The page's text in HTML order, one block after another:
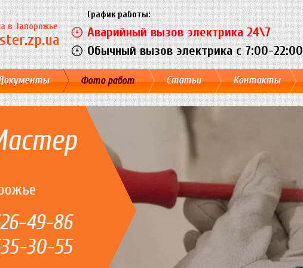
в Запорожье
График работы:
Аварийный вызов электрика 24\7
Обычный вызов электрика c 7:00-22:00
Фото работ Статьи Контакты
49-86
30-55